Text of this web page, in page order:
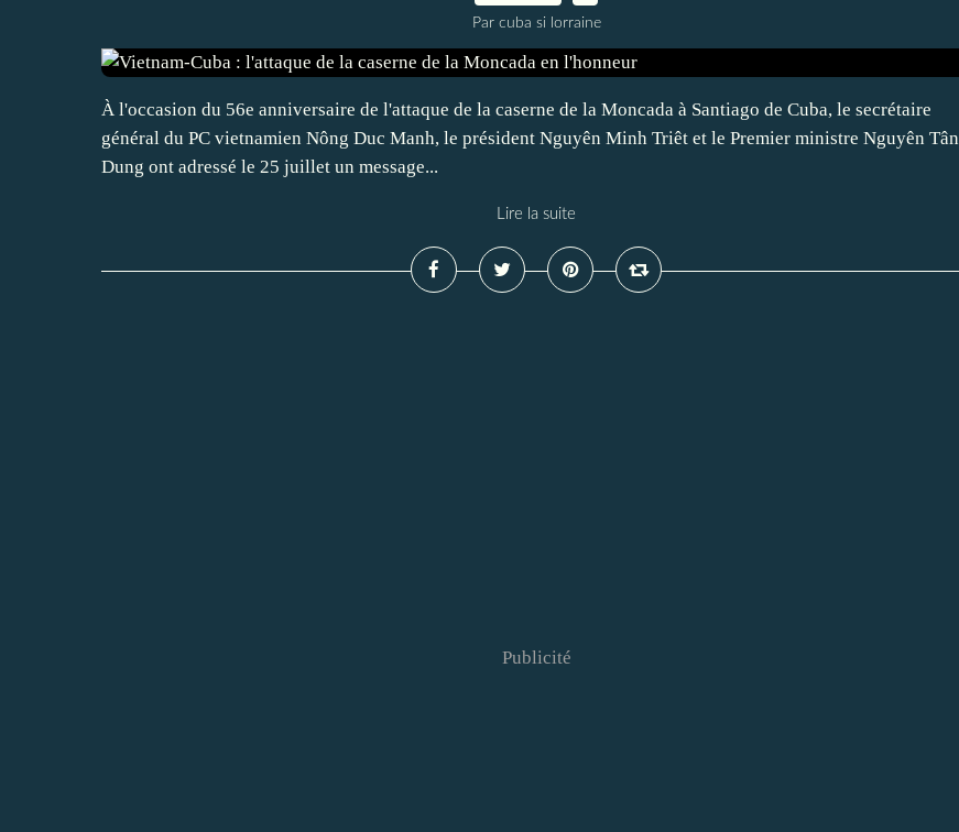
Par cuba si lorraine
À l'occasion du 56e anniversaire de l'attaque de la caserne de la Moncada à Santiago de Cuba, le secrétaire
général du PC vietnamien Nông Duc Manh, le président Nguyên Minh Triêt et le Premier ministre Nguyên Tân
Dung ont adressé le 25 juillet un message...
Lire la suite
Publicité